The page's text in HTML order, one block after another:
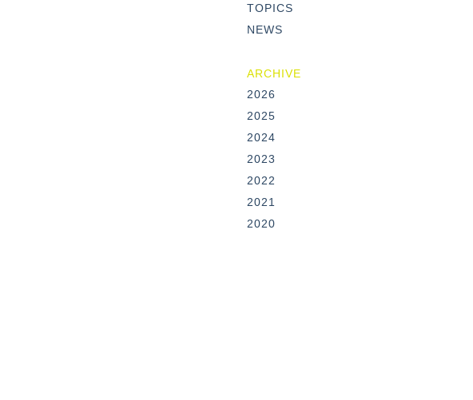
TOPICS
NEWS
ARCHIVE
2026
2025
2024
2023
2022
2021
2020